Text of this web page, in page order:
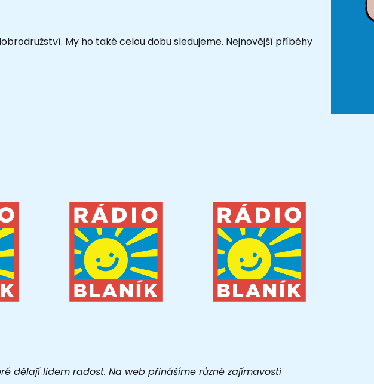
My ho také celou dobu sledujeme. Nejnovější příběhy
dělají lidem radost. Na web přinášíme různé zajímavosti